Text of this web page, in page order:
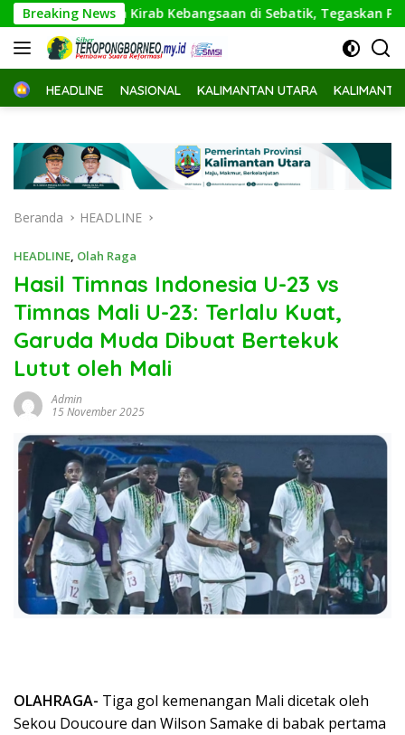
Langsung
ke
konten
Breaking News
Kirab Kebangsaan di Sebatik, Tegaskan Perbatasan
HomeHEADLINE NASIONAL KALIMANTAN UTARA
Beranda HEADLINE
HEADLINE, Olah Raga
Hasil Timnas Indonesia U-23 vs
Timnas Mali U-23: Terlalu Kuat,
Garuda Muda Dibuat Bertekuk
Lutut oleh Mali
Admin
15 November 2025
OLAHRAGA- Tiga gol kemenangan Mali dicetak oleh
Sekou Doucoure dan Wilson Samake di babak pertama